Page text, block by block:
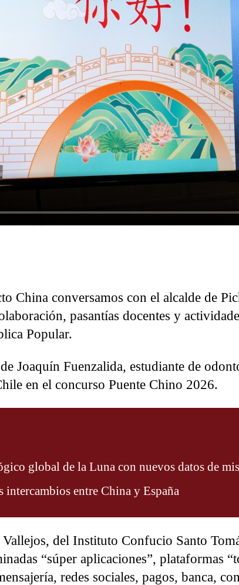
China conversamos con el alcalde de
pasantías docentes y
Popular.
Joaquín Fuenzalida, estudiante de
en el concurso Puente Chino 2026.
global de la Luna con nuevos datos de
entre China y España
del Instituto Confucio Santo
“súper aplicaciones”, plataformas
redes sociales, pagos, banca,